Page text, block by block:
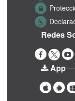
Redes
App